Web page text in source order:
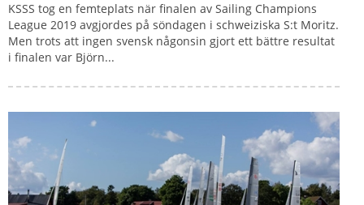
KSSS tog en femteplats när finalen av Sailing Champions
League 2019 avgjordes på söndagen i schweiziska S:t Moritz.
Men trots att ingen svensk någonsin gjort ett bättre resultat
i finalen var Björn...